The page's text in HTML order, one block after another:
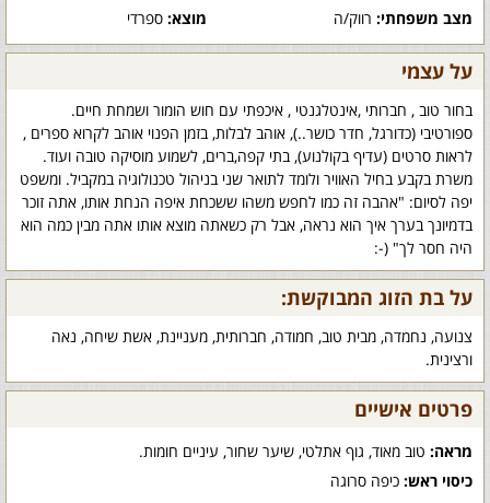
מצב משפחתי: רווק/ה מוצא:ספרדי
על עצמי
בחור טוב , חברותי ,אינטלגנטי , איכפתי עם חוש הומור ושמחת חיים.
ספורטיבי (כדורגל, חדר כושר..), אוהב לבלות, בזמן הפנוי אוהב לקרוא ספרים ,
לראות סרטים (עדיף בקולנוע), בתי קפה,ברים, לשמוע מוסיקה טובה ועוד.
משרת בקבע בחיל האוויר ולומד לתואר שני בניהול טכנולוגיה במקביל. ומשפט
יפה לסיום: "אהבה זה כמו לחפש משהו ששכחת איפה הנחת אותו, אתה זוכר
בדמיונך בערך איך הוא נראה, אבל רק כשאתה מוצא אותו אתה מבין כמה הוא
היה חסר לך" (-:
על בת הזוג המבוקשת:
צנועה, נחמדה, מבית טוב, חמודה, חברותית, מעניינת, אשת שיחה, נאה
ורצינית.
פרטים אישיים
מראה: טוב מאוד, גוף אתלטי, שיער שחור, עיניים חומות.
כיסוי ראש: כיפה סרוגה